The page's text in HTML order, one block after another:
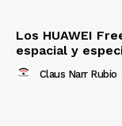
Los HUAWEI
espacial y
Claus Narr Rubio